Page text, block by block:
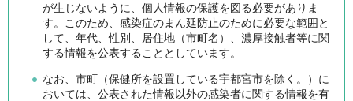
が生じないように、個人情報の保護を図る必要がありま
す。このため、感染症のまん延防止のために必要な範囲と
して、年代、性別、居住地（市町名）、濃厚接触者等に関
する情報を公表することとしています。
なお、市町（保健所を設置している宇都宮市を除く。）に
おいては、公表された情報以外の感染者に関する情報を有